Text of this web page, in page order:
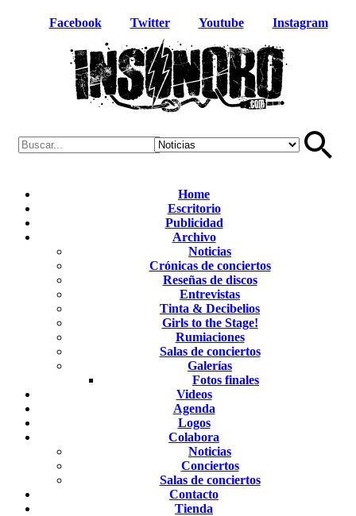
Facebook Twitter Youtube Instagram
Home
Escritorio
Publicidad
Archivo
Noticias
Crónicas de conciertos
Reseñas de discos
Entrevistas
Tinta & Decibelios
Girls to the Stage!
Rumiaciones
Salas de conciertos
Galerías
Fotos finales
Videos
Agenda
Logos
Colabora
Noticias
Conciertos
Salas de conciertos
Contacto
Tienda